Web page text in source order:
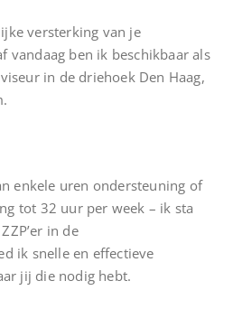
versterking van je
vandaag ben ik beschikbaar als
in de driehoek Den Haag,
enkele uren ondersteuning of
tot 32 uur per week – ik sta
in de
ik snelle en effectieve
jij die nodig hebt.